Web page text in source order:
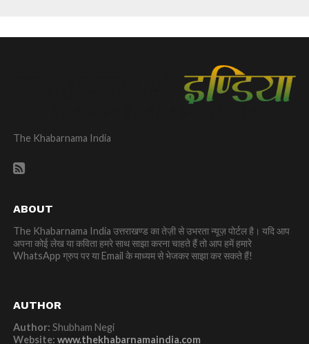
The Khabarnama India
ABOUT
The Khabarnama India उत्तराखण्ड का तेज़ी से उभरता न्यूज़ पोर्टल है। यदि आप
अपना कोई लेख या कविता हमरे साथ साझा करना चाहते हैं तो आप हमें हमारे
WhatsApp ग्रुप पर या Email के माध्यम से भेजकर साझा कर सकते हैं!
AUTHOR
Author: Shubham Negi
Website: www.thekhabarnamaindia.com